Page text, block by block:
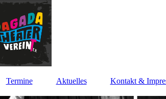
Termine Aktuelles Kontakt &